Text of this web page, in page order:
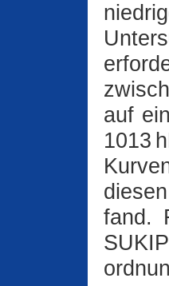
auf
1013
fand.